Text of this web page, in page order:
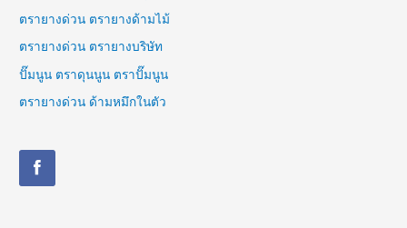
ตรายางด่วน ตรายางด้ามไม้
ตรายางด่วน ตรายางบริษัท
ปั๊มนูน ตราดุนนูน ตราปั๊มนูน
ตรายางด่วน ด้ามหมึกในตัว